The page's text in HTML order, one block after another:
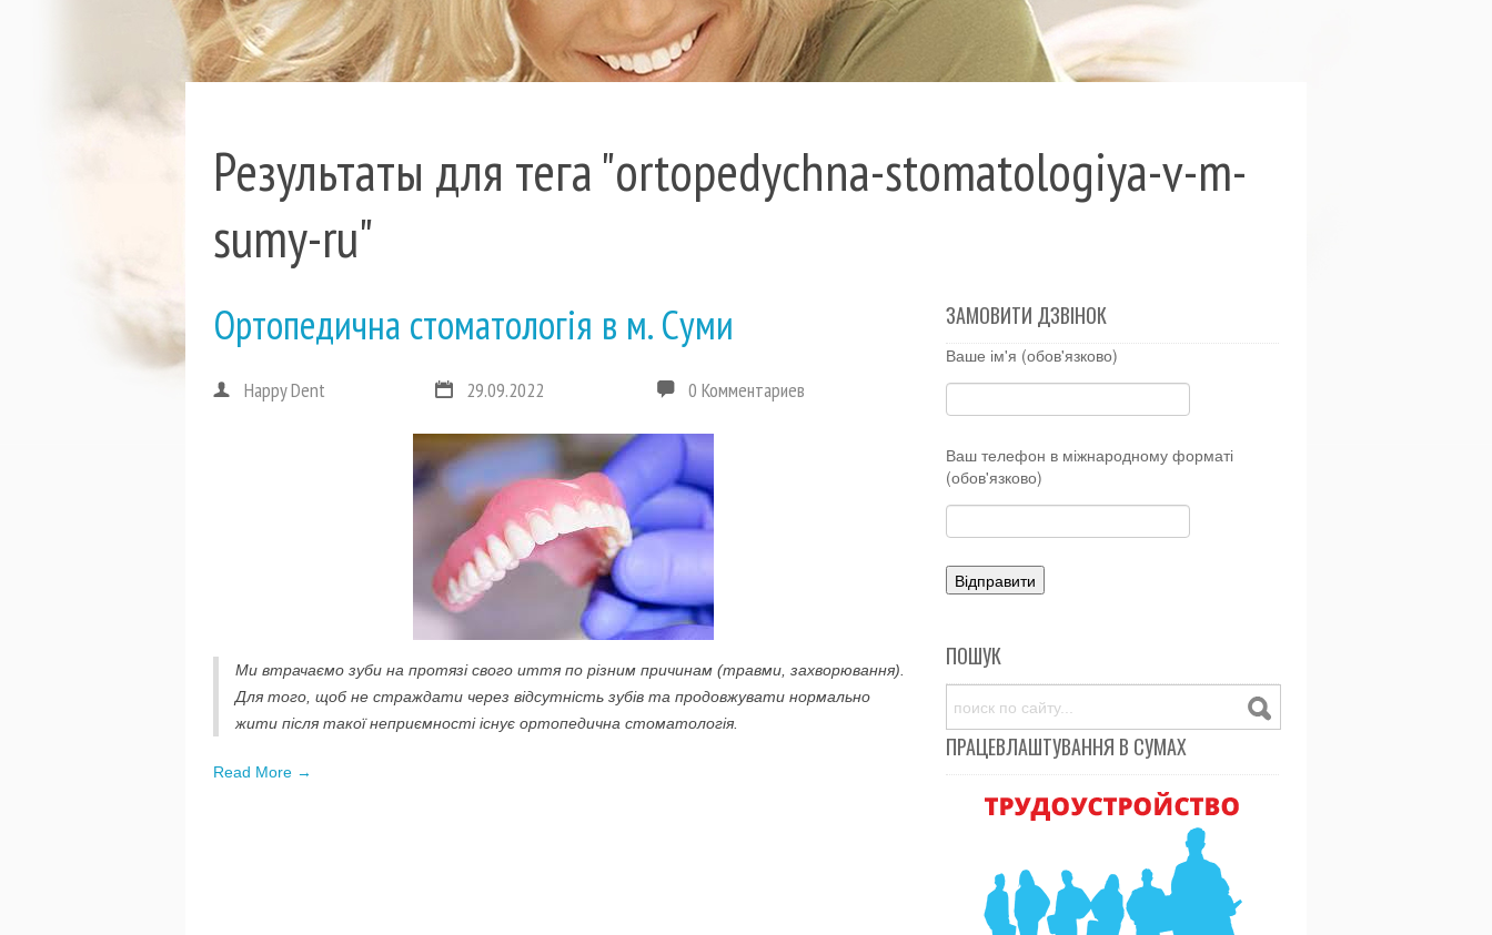
Результаты для тега "ortopedychna-stomatologiya-v-m-
sumy-ru"
Ортопедична стоматологія в м. Суми
Happy Dent 29.09.2022 0 Комментариев
Ми втрачаємо зуби на протязі свого иття по різним причинам (травми, захворювання).
Для того, щоб не страждати через відсутність зубів та продовжувати нормально
жити після такої неприємності існує ортопедична стоматологія.
Read More →
ЗАМОВИТИ ДЗВІНОК
Ваше ім'я (обов'язково)
Ваш телефон в міжнародному форматі
(обов'язково)
ПОШУК
ПРАЦЕВЛАШТУВАННЯ В СУМАХ